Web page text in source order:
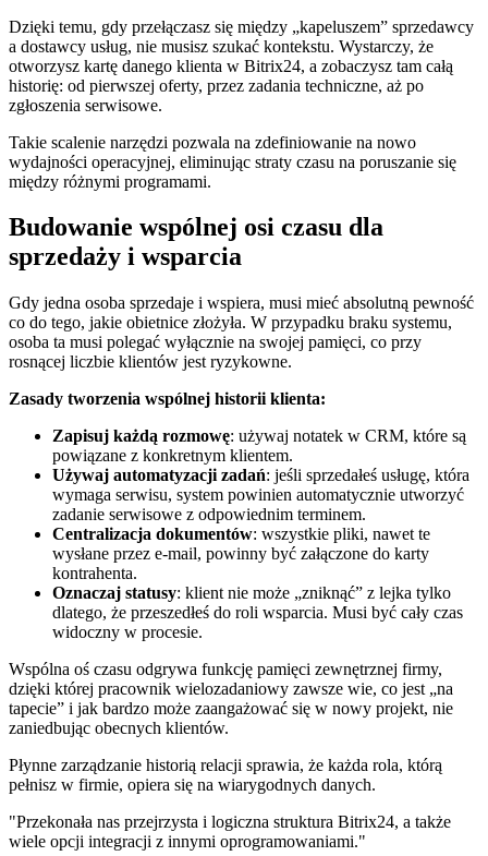
Dzięki temu, gdy przełączasz się między „kapeluszem” sprzedawcy
a dostawcy usług, nie musisz szukać kontekstu. Wystarczy, że
otworzysz kartę danego klienta w Bitrix24, a zobaczysz tam całą
historię: od pierwszej oferty, przez zadania techniczne, aż po
zgłoszenia serwisowe.
Takie scalenie narzędzi pozwala na zdefiniowanie na nowo
wydajności operacyjnej, eliminując straty czasu na poruszanie się
między różnymi programami.
Budowanie wspólnej osi czasu dla
sprzedaży i wsparcia
Gdy jedna osoba sprzedaje i wspiera, musi mieć absolutną pewność
co do tego, jakie obietnice złożyła. W przypadku braku systemu,
osoba ta musi polegać wyłącznie na swojej pamięci, co przy
rosnącej liczbie klientów jest ryzykowne.
Zasady tworzenia wspólnej historii klienta:
Zapisuj każdą rozmowę: używaj notatek w CRM, które są
powiązane z konkretnym klientem.
Używaj automatyzacji zadań: jeśli sprzedałeś usługę, która
wymaga serwisu, system powinien automatycznie utworzyć
zadanie serwisowe z odpowiednim terminem.
Centralizacja dokumentów: wszystkie pliki, nawet te
wysłane przez e-mail, powinny być załączone do karty
kontrahenta.
Oznaczaj statusy: klient nie może „zniknąć” z lejka tylko
dlatego, że przeszedłeś do roli wsparcia. Musi być cały czas
widoczny w procesie.
Wspólna oś czasu odgrywa funkcję pamięci zewnętrznej firmy,
dzięki której pracownik wielozadaniowy zawsze wie, co jest „na
tapecie” i jak bardzo może zaangażować się w nowy projekt, nie
zaniedbując obecnych klientów.
Płynne zarządzanie historią relacji sprawia, że każda rola, którą
pełnisz w firmie, opiera się na wiarygodnych danych.
"Przekonała nas przejrzysta i logiczna struktura Bitrix24, a także
wiele opcji integracji z innymi oprogramowaniami."